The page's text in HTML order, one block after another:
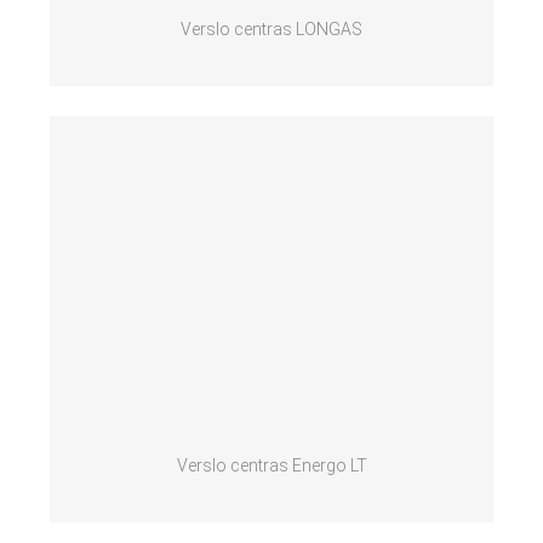
Verslo centras LONGAS
Verslo centras Energo LT